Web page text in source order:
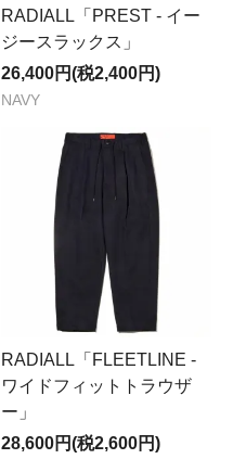
RADIALL「PREST - イー
ジースラックス」
26,400円(税2,400円)
NAVY
RADIALL「FLEETLINE -
ワイドフィットトラウザ
ー」
28,600円(税2,600円)